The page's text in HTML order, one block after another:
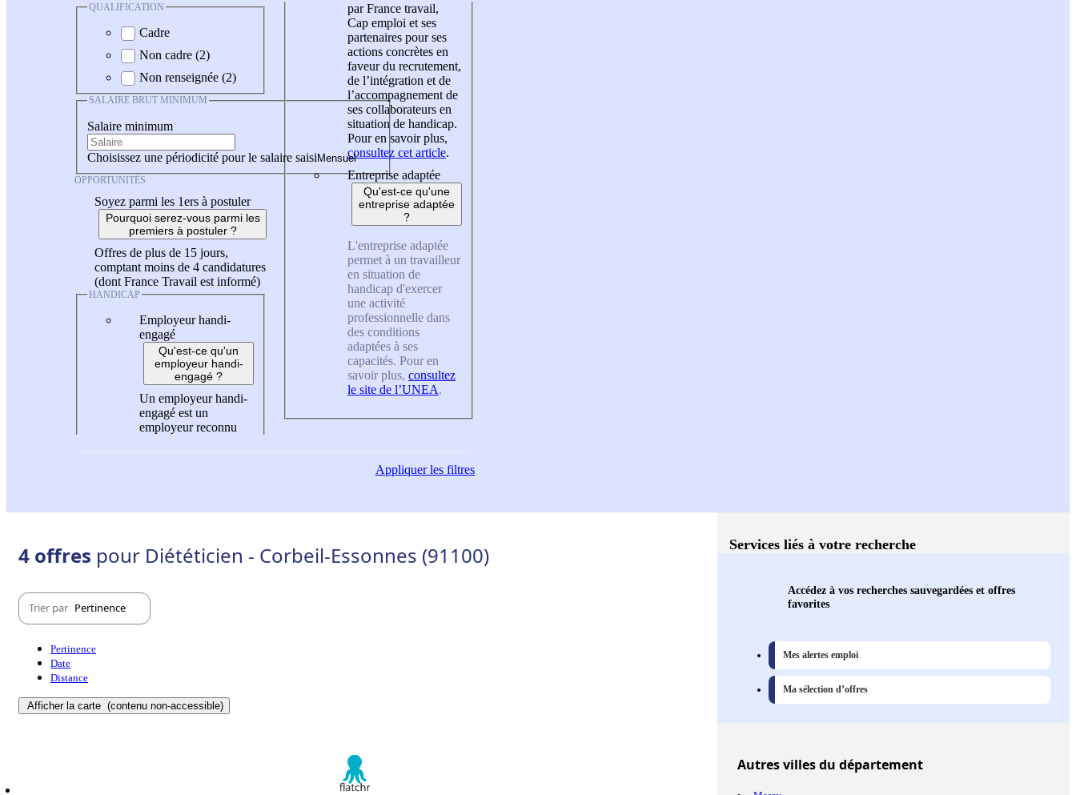
QUALIFICATION
Cadre
Non cadre (2)
Non renseignée (2)
SALAIRE BRUT MINIMUM
Salaire minimum
Choisissez une périodicité pour le salaire saisi
OPPORTUNITÉS
Soyez parmi les 1ers à postuler
Pourquoi serez-vous parmi les
premiers à postuler ?
Offres de plus de 15 jours,
comptant moins de 4 candidatures
(dont France Travail est informé)
HANDICAP
Employeur handi-
engagé
Qu'est-ce qu'un
employeur handi-
engagé ?
Un employeur handi-
engagé est un
employeur reconnu
par France travail,
Cap emploi et ses
partenaires pour ses
actions concrètes en
faveur du recrutement,
de l’intégration et de
l’accompagnement de
ses collaborateurs en
situation de handicap.
Pour en savoir plus,
consultez cet article.
Entreprise adaptée
Qu'est-ce qu'une
entreprise adaptée
?
L'entreprise adaptée
permet à un travailleur
en situation de
handicap d'exercer
une activité
professionnelle dans
des conditions
adaptées à ses
capacités. Pour en
savoir plus, consultez
le site de l’UNEA.
Appliquerles filtres
4 offres pour Diététicien - Corbeil-Essonnes (91100)
Trier par Pertinence
Pertinence
Date
Distance
Afficher la carte (contenu non-accessible)
Services liés à votre recherche
Accédez à vos recherches sauvegardées et offres
favorites
Mes alertes emploi
Ma sélection d’offres
Autresvillesdu département